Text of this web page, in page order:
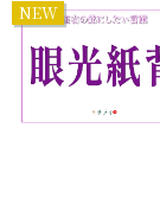
NEW